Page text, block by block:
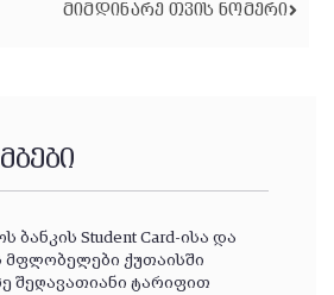
ᲛᲘᲛᲓᲘᲜᲐᲠᲔ ᲗᲕᲘᲡ ᲜᲝᲛᲔᲠᲘ
ბანკის Student Card-ისა და
მფლობელები ქუთაისში
შეღავათიანი ტარიფით